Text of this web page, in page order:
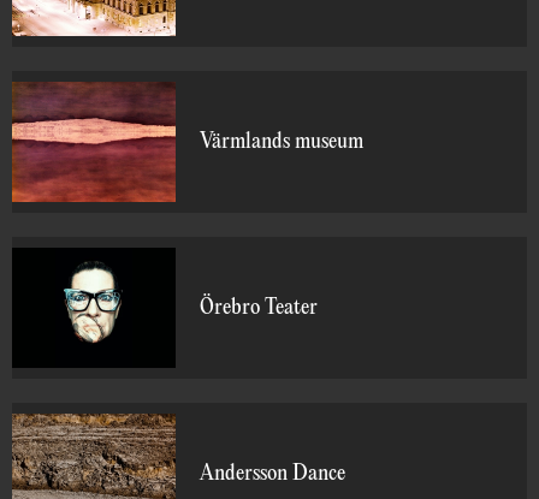
Värmlands museum
Örebro Teater
Andersson Dance